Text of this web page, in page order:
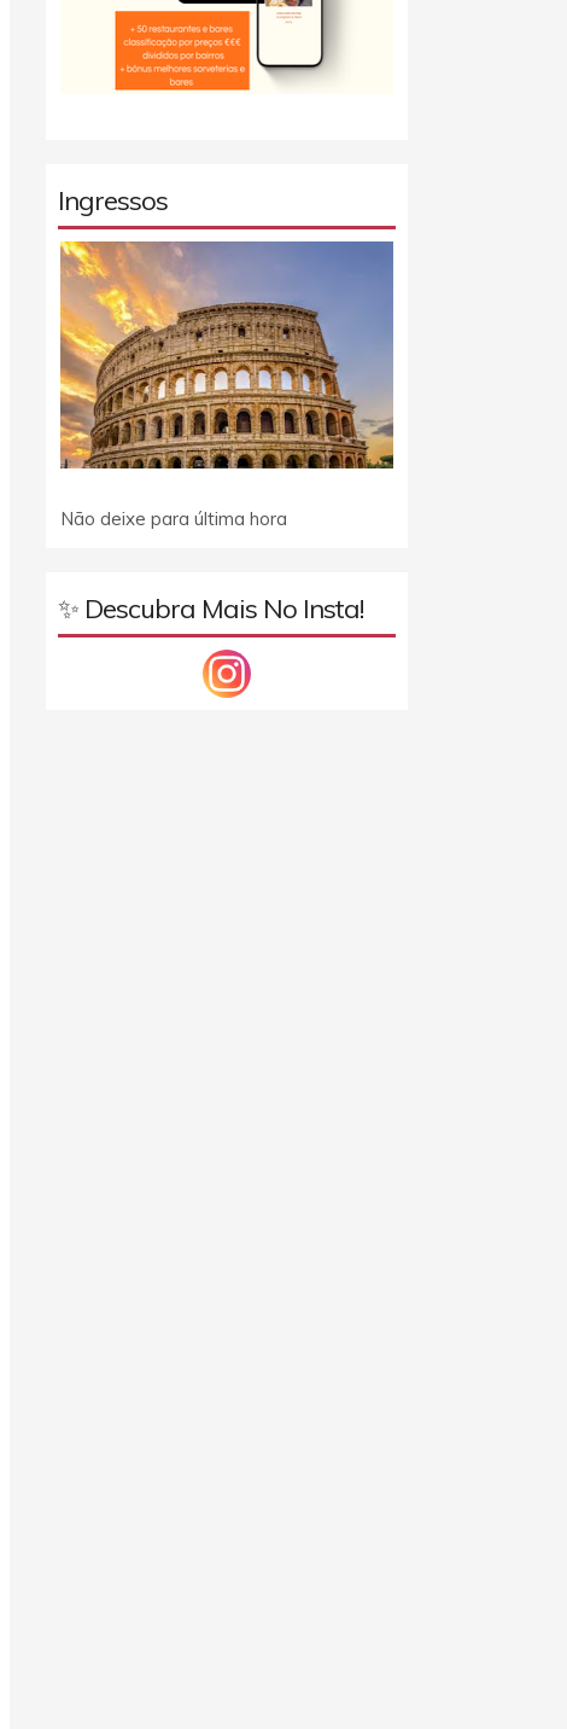
Ingressos
Não deixe para última hora
✨ Descubra Mais No Insta!